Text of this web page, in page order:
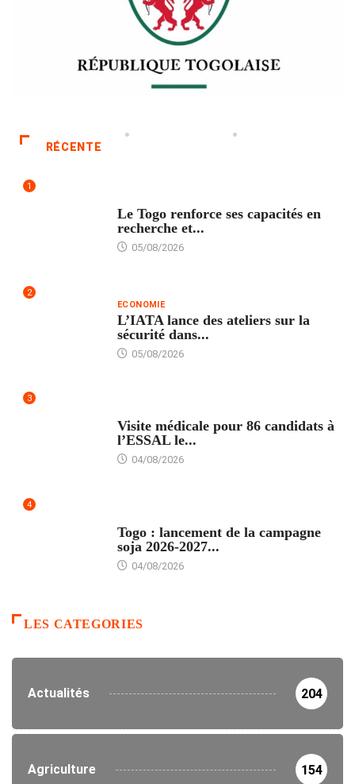
RÉCENTE
1
Le Togo renforce ses capacités en
recherche et...
05/08/2026
2
ECONOMIE
L’IATA lance des ateliers sur la
sécurité dans...
05/08/2026
3
Visite médicale pour 86 candidats à
l’ESSAL le...
04/08/2026
4
Togo : lancement de la campagne
soja 2026-2027...
04/08/2026
LES CATEGORIES
Actualités 204
Agriculture 154